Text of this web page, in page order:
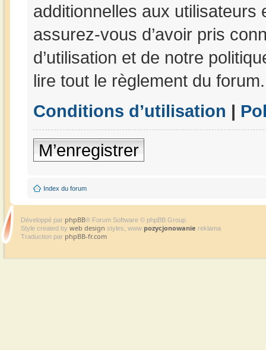
additionnelles aux utilisateurs
assurez-vous d’avoir pris
d’utilisation et de notre
lire tout le règlement du forum.
Conditions d’utilisation |
M’enregistrer
Index du forum
Développé par phpBB® Forum Software © phpBB Group
Style created by web design styles, www pozycjonowanie reklama
Traduction par phpBB-fr.com